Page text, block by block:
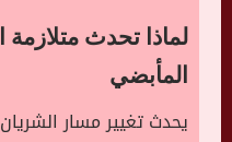
لماذا تحدث
المأبضي
يحدث تغيير مسار